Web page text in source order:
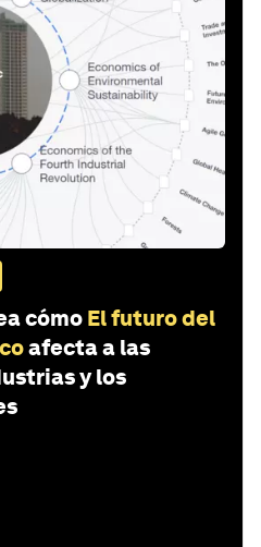
cómo El futuro del
afecta a las
y los